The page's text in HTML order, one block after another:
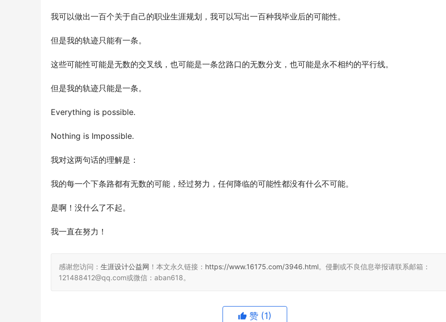
我可以做出一百个关于自己的职业生涯规划，我可以写出一百种我毕业后的可能性。
但是我的轨迹只能有一条。
这些可能性可能是无数的交叉线，也可能是一条岔路口的无数分支，也可能是永不相约的平行线。
但是我的轨迹只能是一条。
Everything is possible.
Nothing is Impossible.
我对这两句话的理解是：
我的每一个下条路都有无数的可能，经过努力，任何降临的可能性都没有什么不可能。
是啊！没什么了不起。
我一直在努力！
感谢您访问： 生涯设计公益网 ！本文永久链接： https://www.16175.com/3946.html。侵删或不良信息举报请联系邮箱：
121488412@qq.com或微信：aban618。
赞 (1)